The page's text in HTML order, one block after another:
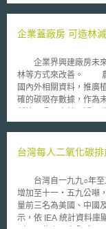
智財研究人力培育；(二
生及企業人力為對象
得肯定。但除此之外，
準，所提供教育現場之
一次綜合計畫不足之處
目標「以智財經濟為基
化的深層教育」，並以
說明。 二、政策架構 在第二次綜合計畫中，共分為五大政策，分述如
下: （一）強化培育商業智財管理人才 韓國政府認為，若要強化人才的
培育與供給、提升企業
理論與實務的教育課程
碩士學位課程（如為因
助，鼓勵在職進修之碩
加強企業經營者智財經
作公約（Treaty on the
對被控侵害標準必要專利之
待。因此標準必要專
及表達願依FRAND原
授權契約，否則則構成優勢地位濫用。
標準必要專利權人的要
接受由第三方來認定授
企業蓋廠房 可造林
企業界興建廠房未來
林等方式來改善。 農委會日前組成農業森林議題工作小組，積極蒐集
國內外相關資料，推廣
確的碳吸存數據，作為
機制，銷售給需進行二
兩種，一種是進行國內
體的減量，再將減量超
廣義的碳交易行為。 為推動我國建立碳交易機制，農委會也已著手進
行造林的碳吸存研究，
若排放的二氧化碳超過
台灣每人二氧化碳
台灣自一九九○年至
增加至十一‧五九公噸
量前三名為美國、中國及俄
示，依 IEA 統計資料庫